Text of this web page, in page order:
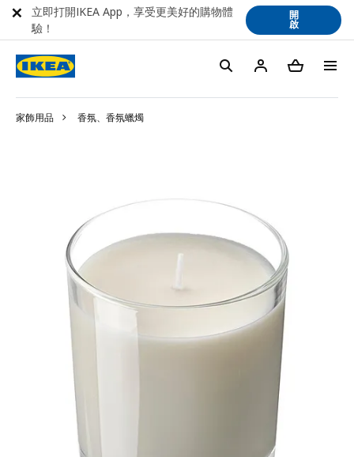
家飾用品 香氛、香氛蠟燭
立即打開IKEA App，享受更美好的購物體
驗！
開
啟